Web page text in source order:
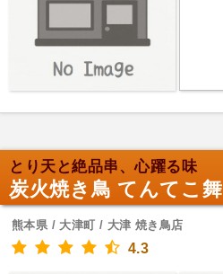
とり天と絶品串、心躍る味
炭火焼き鳥 てんてこ舞
熊本県 / 大津町 / 大津 焼き鳥店
4.3